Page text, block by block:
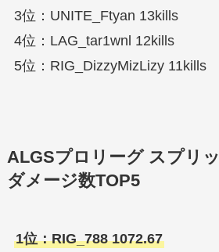
3位：UNITE_Ftyan 13kills
4位：LAG_tar1wnl 12kills
5位：RIG_DizzyMizLizy 11kills
ALGSプロリーグ スプリ
ダメージ数TOP5
1位：RIG_788 1072.67